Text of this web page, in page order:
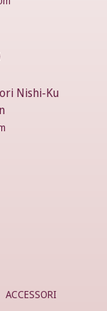
Nishi-Ku
ACCESSORI